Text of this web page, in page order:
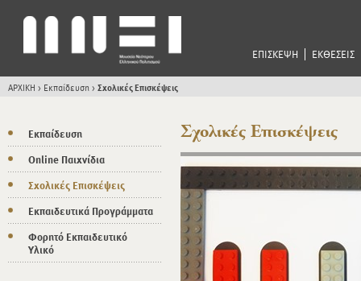
ΕΠΙΣΚΕΨΗ ΕΚΘΕΣΕΙΣ
ΑΡΧΙΚΗ > Εκπαίδευση> Σχολικές Επισκέψεις
Εκπαίδευση
Online Παιχνίδια
Σχολικές Επισκέψεις
Εκπαιδευτικά Προγράμματα
Φορητό Εκπαιδευτικό
Υλικό
Σχολικές Επισκέψεις